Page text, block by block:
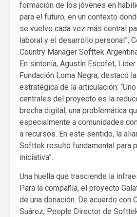
formación de los jóvenes en
para el futuro, en un contexto
se vuelve cada vez más central
laboral y el desarrollo personal”,
Country Manager Softtek
En sintonía, Agustín Escofet,
Fundación Loma Negra, destacó
estratégica de la articulación:
centrales del proyecto es la
brecha digital, una problemática
especialmente a comunidades
a recursos. En este sentido, la
Softtek resultó fundamental para
iniciativa”.
Una huella que trasciende la
Para la compañía, el proyecto
de una donación. De acuerdo con
Suárez, People Director de